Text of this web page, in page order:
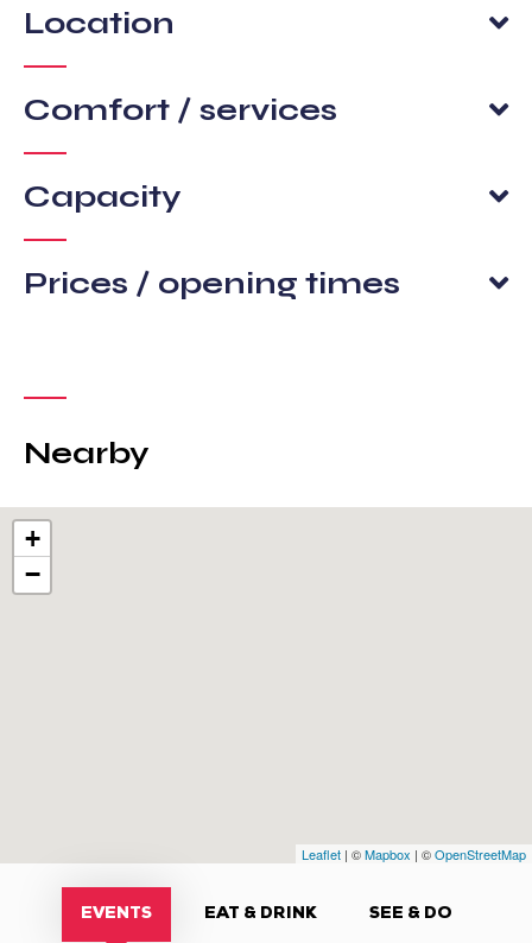
Location
Comfort / services
Capacity
Prices / opening times
Nearby
+
−
Leaflet | ©Mapbox | ©OpenStreetMap
EVENTS EAT & DRINK SEE & DO